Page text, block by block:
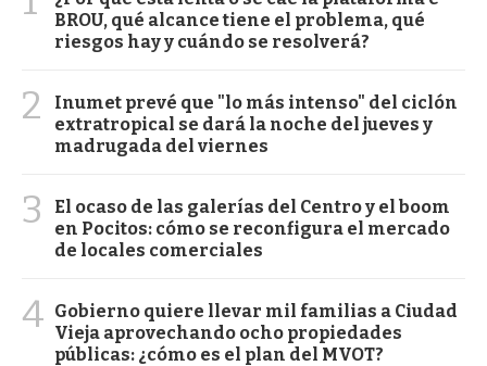
BROU, qué alcance tiene el problema, qué
riesgos hay y cuándo se resolverá?
2
Inumet prevé que "lo más intenso" del ciclón
extratropical se dará la noche del jueves y
madrugada del viernes
3
El ocaso de las galerías del Centro y el boom
en Pocitos: cómo se reconfigura el mercado
de locales comerciales
4 Gobierno quiere llevar mil familias a Ciudad
Vieja aprovechando ocho propiedades
públicas: ¿cómo es el plan del MVOT?